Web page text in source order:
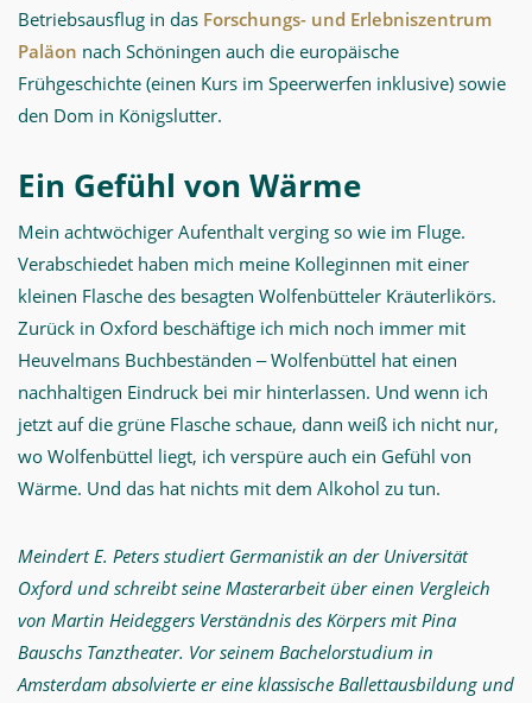
Betriebsausflug in das Forschungs- und Erlebniszentrum
Paläon nach Schöningen auch die europäische
Frühgeschichte (einen Kurs im Speerwerfen inklusive) sowie
den Dom in Königslutter.
Ein Gefühl von Wärme
Mein achtwöchiger Aufenthalt verging so wie im Fluge.
Verabschiedet haben mich meine Kolleginnen mit einer
kleinen Flasche des besagten Wolfenbütteler Kräuterlikörs.
Zurück in Oxford beschäftige ich mich noch immer mit
Heuvelmans Buchbeständen ‒ Wolfenbüttel hat einen
nachhaltigen Eindruck bei mir hinterlassen. Und wenn ich
jetzt auf die grüne Flasche schaue, dann weiß ich nicht nur,
wo Wolfenbüttel liegt, ich verspüre auch ein Gefühl von
Wärme. Und das hat nichts mit dem Alkohol zu tun.
Meindert E. Peters studiert Germanistik an der Universität
Oxford und schreibt seine Masterarbeit über einen Vergleich
von Martin Heideggers Verständnis des Körpers mit Pina
Bauschs Tanztheater. Vor seinem Bachelorstudium in
Amsterdam absolvierte er eine klassische Ballettausbildung und